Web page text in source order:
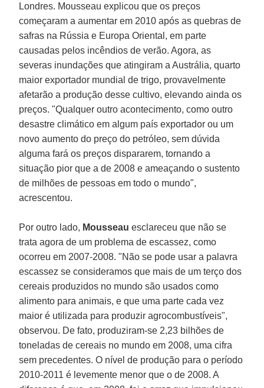
Londres. Mousseau explicou que os preços
começaram a aumentar em 2010 após as quebras de
safras na Rússia e Europa Oriental, em parte
causadas pelos incêndios de verão. Agora, as
severas inundações que atingiram a Austrália, quarto
maior exportador mundial de trigo, provavelmente
afetarão a produção desse cultivo, elevando ainda os
preços. "Qualquer outro acontecimento, como outro
desastre climático em algum país exportador ou um
novo aumento do preço do petróleo, sem dúvida
alguma fará os preços dispararem, tornando a
situação pior que a de 2008 e ameaçando o sustento
de milhões de pessoas em todo o mundo",
acrescentou.
Por outro lado, Mousseau esclareceu que não se
trata agora de um problema de escassez, como
ocorreu em 2007-2008. "Não se pode usar a palavra
escassez se consideramos que mais de um terço dos
cereais produzidos no mundo são usados como
alimento para animais, e que uma parte cada vez
maior é utilizada para produzir agrocombustíveis",
observou. De fato, produziram-se 2,23 bilhões de
toneladas de cereais no mundo em 2008, uma cifra
sem precedentes. O nível de produção para o período
2010-2011 é levemente menor que o de 2008. A